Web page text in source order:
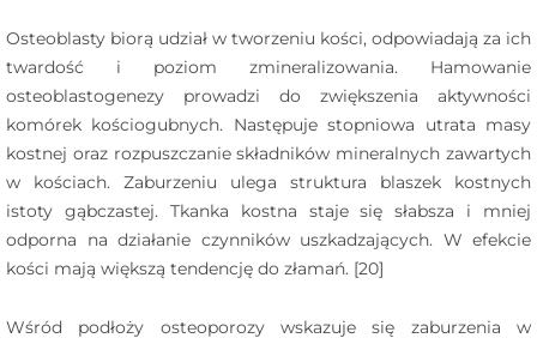
Osteoblasty biorą udział w tworzeniu kości, odpowiadają za ich
twardość i poziom zmineralizowania. Hamowanie
osteoblastogenezy prowadzi do zwiększenia aktywności
komórek kościogubnych. Następuje stopniowa utrata masy
kostnej oraz rozpuszczanie składników mineralnych zawartych
w kościach. Zaburzeniu ulega struktura blaszek kostnych
istoty gąbczastej. Tkanka kostna staje się słabsza i mniej
odporna na działanie czynników uszkadzających. W efekcie
kości mają większą tendencję do złamań. [20]
Wśród podłoży osteoporozy wskazuje się zaburzenia w